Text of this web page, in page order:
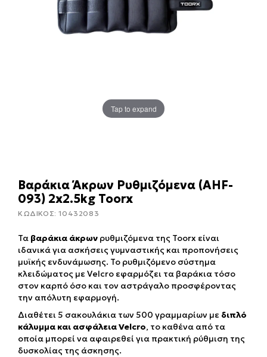
Tap to expand
Βαράκια Άκρων Ρυθμιζόμενα (AHF-
093) 2x2.5kg Toorx
ΚΩΔΙΚΟΣ:10432083
Τα βαράκια άκρων ρυθμιζόμενα της Toorx είναι
ιδανικά για ασκήσεις γυμναστικής και προπονήσεις
μυϊκής ενδυνάμωσης. Το ρυθμιζόμενο σύστημα
κλειδώματος με Velcro εφαρμόζει τα βαράκια τόσο
στον καρπό όσο και τον αστράγαλο προσφέροντας
την απόλυτη εφαρμογή.
Διαθέτει 5 σακουλάκια των 500 γραμμαρίων με διπλό
κάλυμμα και ασφάλεια Velcro, το καθένα από τα
οποία μπορεί να αφαιρεθεί για πρακτική ρύθμιση της
δυσκολίας της άσκησης.